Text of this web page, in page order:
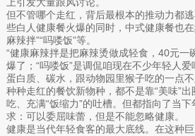
但不管哪个走红，背后最根本的推动力都
些白人健康餐火爆的同时，中式健康餐也
麻辣拌”“吗喽饭”等。
“健康麻辣拌是把麻辣烫做成轻食，40元一
爆了；“吗喽饭”是调侃咱现在不少年轻人爱
蛋白质、碳水，跟动物园里猴子吃的一点不
种种走红的餐饮新物种，都不是靠“美味”
吃、充满“饭缩力”的吐槽。但都指向了当下
求：可以委屈味蕾，但是不能忽略健康。
健康是当代年轻食客的最大底线。在这种